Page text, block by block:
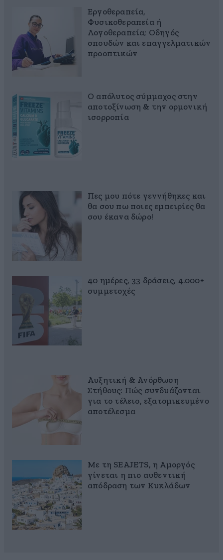
Εργοθεραπεία,
Φυσικοθεραπεία ή
Λογοθεραπεία; Οδηγός
σπουδών και επαγγελματικών
προοπτικών
Ο απόλυτος σύμμαχος στην
αποτοξίνωση & την ορμονική
ισορροπία
Πες μου πότε γεννήθηκες και
θα σου πω ποιες εμπειρίες θα
σου έκανα δώρο!
40 ημέρες, 33 δράσεις, 4.000+
συμμετοχές
Αυξητική & Ανόρθωση
Στήθους: Πώς συνδυάζονται
για το τέλειο, εξατομικευμένο
αποτέλεσμα
Με τη SEAJETS, η Αμοργός
γίνεται η πιο αυθεντική
απόδραση των Κυκλάδων